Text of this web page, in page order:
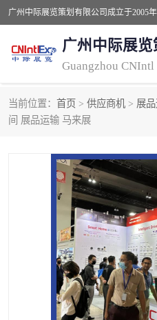
广州中际展览
当前位置： 首页 > 供应商机 > 展
间 展品运输 马来展
2025年国外照明展
照明展
2025年国外广告标识展